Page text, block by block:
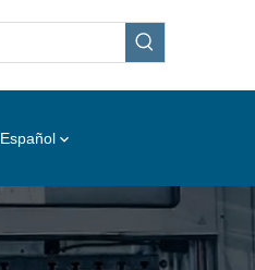
Español